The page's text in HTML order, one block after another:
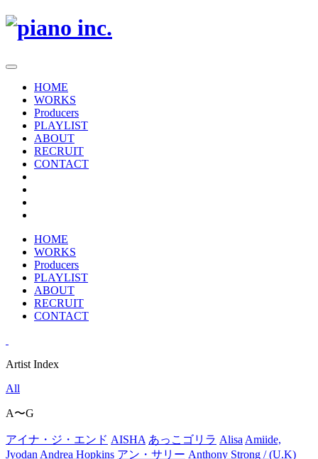
HOME
WORKS
Producers
PLAYLIST
ABOUT
RECRUIT
CONTACT
HOME
WORKS
Producers
PLAYLIST
ABOUT
RECRUIT
CONTACT
Artist Index
All
A〜G
アイナ・ジ・エンド AISHA あっこゴリラ Alisa Amiide,
Jyodan Andrea Hopkins アン・サリー Anthony Strong / (U.K)